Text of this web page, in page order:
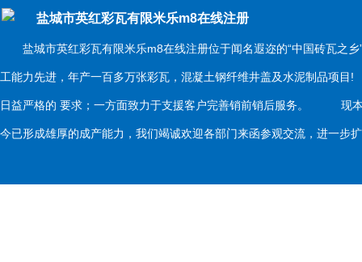
盐城市英红彩瓦有限米乐m8在线注册
盐城市英红彩瓦有限米乐m8在线注册位于闻名遐迩的“中国砖瓦之乡
工能力先进，年产一百多万张彩瓦，混凝土钢纤维井盖及水泥制品项
日益严格的 要求；一方面致力于支援客户完善销前销后服务。 现本
今已形成雄厚的成产能力，我们竭诚欢迎各部门来函参观交流，进一